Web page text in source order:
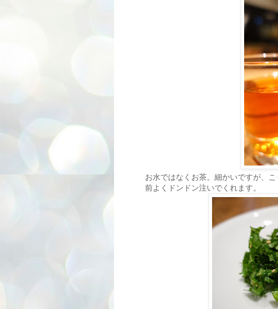
お水ではなくお茶。細かいですが、
前よくドンドン注いでくれます。